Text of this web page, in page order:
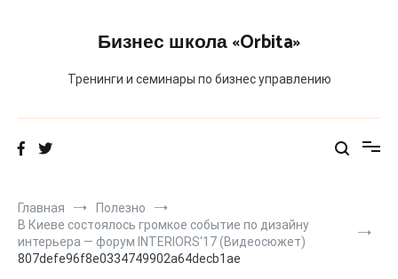
Бизнес школа «Orbita»
Тренинги и семинары по бизнес управлению
Главная
Полезно
В Киеве состоялось громкое событие по дизайну
интерьера — форум INTERIORS‘17 (Видеосюжет)
807defe96f8e0334749902a64decb1ae